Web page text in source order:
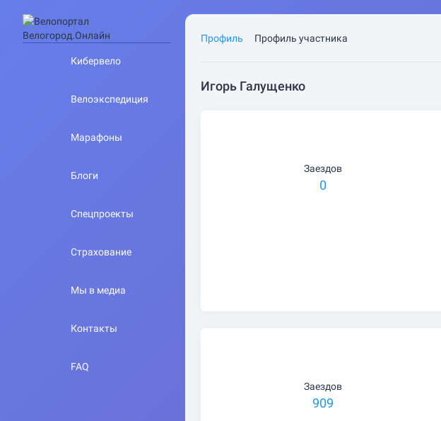
Кибервело
Велоэкспедиция
Марафоны
Блоги
Спецпроекты
Страхование
Мы в медиа
Контакты
FAQ
Профиль Профиль участника
Игорь Галущенко
Заездов
0
Заездов
909